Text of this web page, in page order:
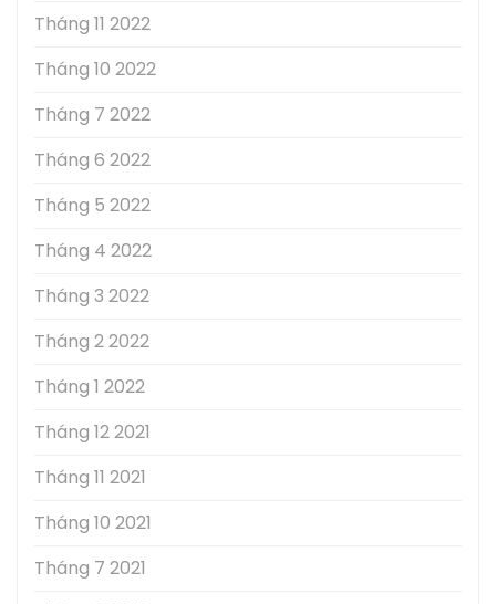
Tháng 11 2022
Tháng 10 2022
Tháng 7 2022
Tháng 6 2022
Tháng 5 2022
Tháng 4 2022
Tháng 3 2022
Tháng 2 2022
Tháng 1 2022
Tháng 12 2021
Tháng 11 2021
Tháng 10 2021
Tháng 7 2021